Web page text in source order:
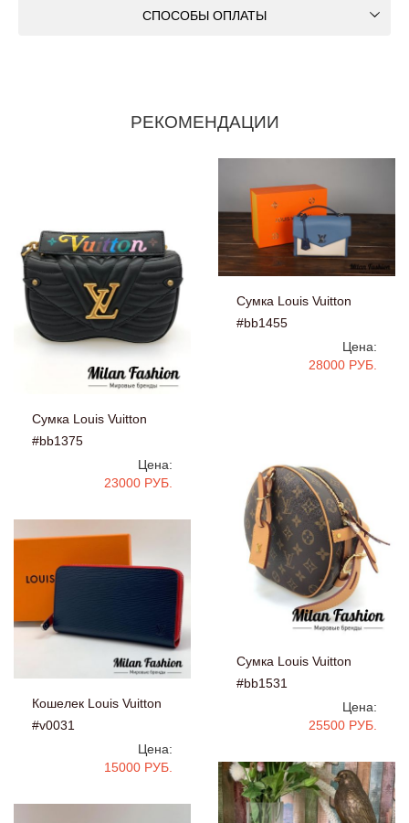
СПОСОБЫ ОПЛАТЫ
РЕКОМЕНДАЦИИ
Сумка Louis Vuitton
#bb1375
Цена:
23000 РУБ.
Сумка Louis Vuitton
#bb1455
Цена:
28000 РУБ.
Сумка Louis Vuitton
#bb1531
Цена:
25500 РУБ.
Кошелек Louis Vuitton
#v0031
Цена:
15000 РУБ.